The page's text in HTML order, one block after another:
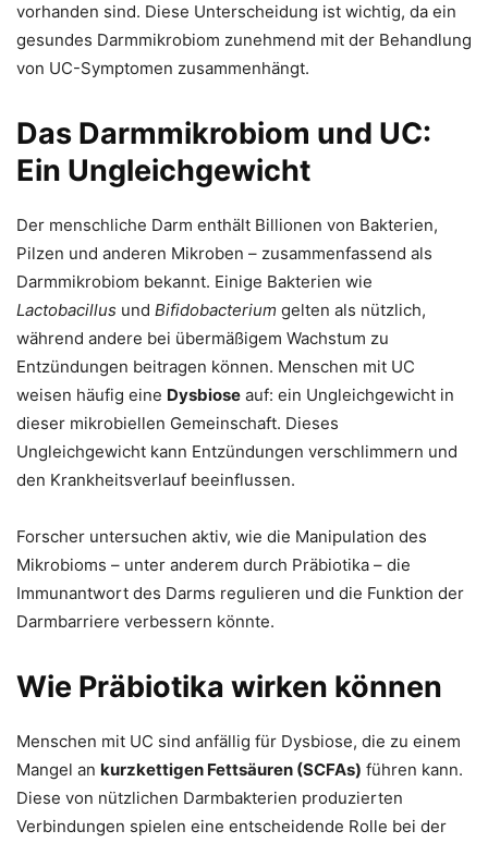
vorhanden sind. Diese Unterscheidung ist wichtig, da ein
gesundes Darmmikrobiom zunehmend mit der Behandlung
von UC-Symptomen zusammenhängt.
Das Darmmikrobiom und UC:
Ein Ungleichgewicht
Der menschliche Darm enthält Billionen von Bakterien,
Pilzen und anderen Mikroben – zusammenfassend als
Darmmikrobiom bekannt. Einige Bakterien wie
Lactobacillus und Bifidobacterium gelten als nützlich,
während andere bei übermäßigem Wachstum zu
Entzündungen beitragen können. Menschen mit UC
weisen häufig eine Dysbiose auf: ein Ungleichgewicht in
dieser mikrobiellen Gemeinschaft. Dieses
Ungleichgewicht kann Entzündungen verschlimmern und
den Krankheitsverlauf beeinflussen.
Forscher untersuchen aktiv, wie die Manipulation des
Mikrobioms – unter anderem durch Präbiotika – die
Immunantwort des Darms regulieren und die Funktion der
Darmbarriere verbessern könnte.
Wie Präbiotika wirken können
Menschen mit UC sind anfällig für Dysbiose, die zu einem
Mangel an kurzkettigen Fettsäuren (SCFAs) führen kann.
Diese von nützlichen Darmbakterien produzierten
Verbindungen spielen eine entscheidende Rolle bei der